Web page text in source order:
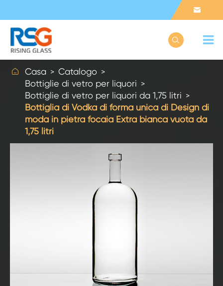


 Casa
Catalogo
Bottiglie di vetro per liquori
Bottiglie di vetro per liquori da 1,75 litri
Bottiglia di Vodka di forma unica di Design di
moda in pietra focaia Extra bianca vuota da
1,75 litri